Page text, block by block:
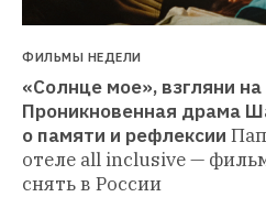
ФИЛЬМЫ НЕДЕЛИ
«Солнце мое», взгляни на
Проникновенная драма
о памяти и рефлексии
отеле all inclusive —
снять в России